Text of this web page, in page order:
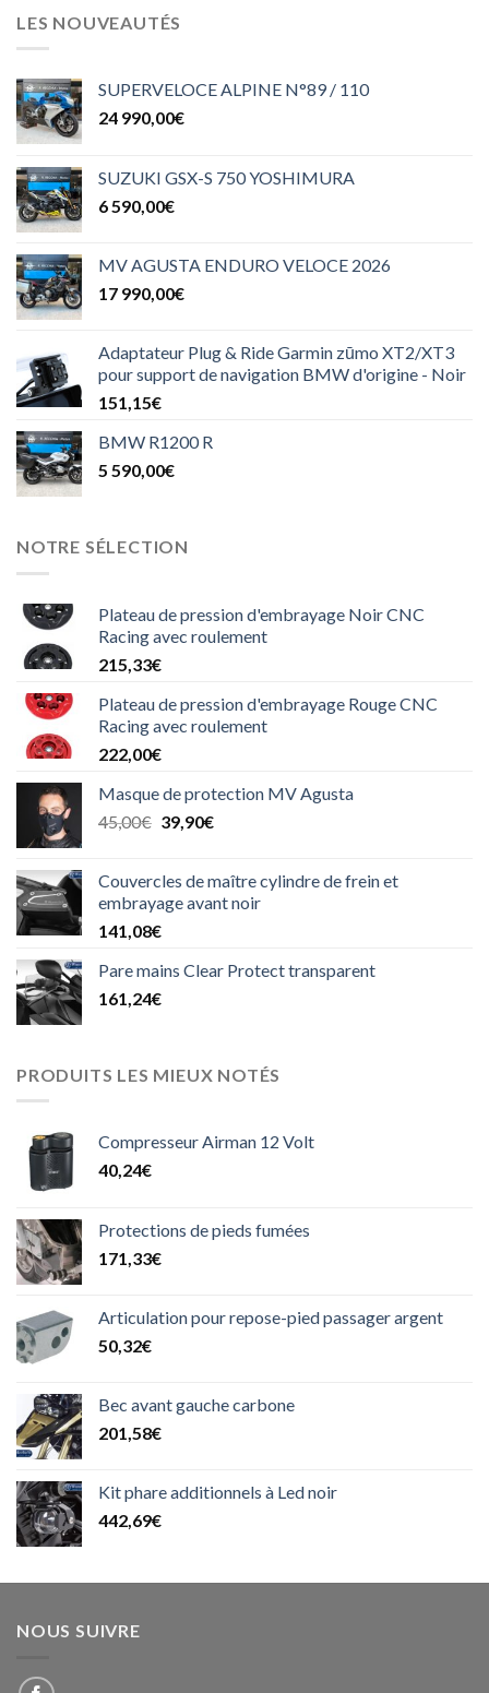
LES NOUVEAUTÉS
SUPERVELOCE ALPINE N°89 / 110
24 990,00€
SUZUKI GSX-S 750 YOSHIMURA
6 590,00€
MV AGUSTA ENDURO VELOCE 2026
17 990,00€
Adaptateur Plug & Ride Garmin zūmo XT2/XT3
pour support de navigation BMW d'origine - Noir
151,15€
BMW R1200 R
5 590,00€
NOTRE SÉLECTION
Plateau de pression d'embrayage Noir CNC
Racing avec roulement
215,33€
Plateau de pression d'embrayage Rouge CNC
Racing avec roulement
222,00€
Masque de protection MV Agusta
45,00€ Le
était :
45,00€.
39,90€Le
est :
39,90€.
Couvercles de maître cylindre de frein et
embrayage avant noir
141,08€
Pare mains Clear Protect transparent
161,24€
PRODUITS LES MIEUX NOTÉS
Compresseur Airman 12 Volt
40,24€
Protections de pieds fumées
171,33€
Articulation pour repose-pied passager argent
50,32€
Bec avant gauche carbone
201,58€
Kit phare additionnels à Led noir
442,69€
NOUS SUIVRE